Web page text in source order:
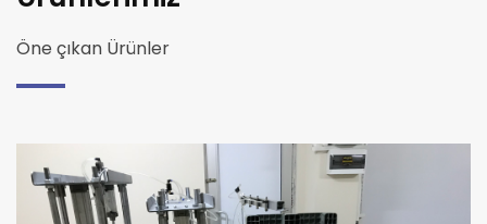
Öne çıkan Ürünler